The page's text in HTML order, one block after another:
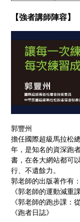
【強者講師陣容】
郭豐州
擔任國際超級馬拉松
年，是知名的資深跑
書，在各大網站都可
行、不遺餘力。
郭老師的出版著作有：
《郭老師的運動減重課
《郭老師的跑步課：
《跑者日誌》